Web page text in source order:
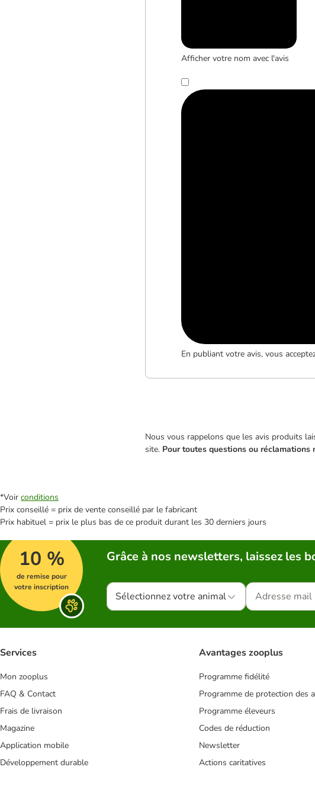
Afficher votre nom avec l'avis
En publiant votre avis, vous
Nous vous rappelons que les avis produits
site. Pour toutes questions ou
*Voir conditions
Prix conseillé = prix de vente conseillé par le fabricant
Prix habituel = prix le plus bas de ce produit durant les 30 derniers jours
10 %
de remise pour
votre inscription
Grâce à nos newsletters, laissez les
Sélectionnez votre animal
Services
Mon zooplus
FAQ & Contact
Frais de livraison
Magazine
Application mobile
Développement durable
Avantages zooplus
Programme fidélité
Programme de protection des
Programme éleveurs
Codes de réduction
Newsletter
Actions caritatives